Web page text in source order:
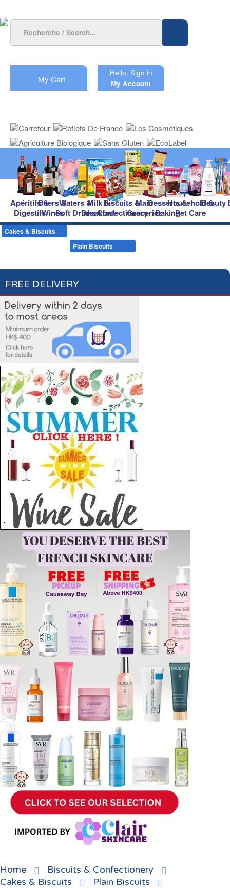
My Cart
Hello. Sign in
My Account
Apéritifs &
Digestifs
Beers &
Wines
Waters &
Soft Drinks
Milk &
Breakfast
Biscuits &
Confectionery
Main
Groceries
Desserts &
Baking
Household &
Pet Care
Beauty
Cakes & Biscuits
Plain Biscuits
FREE DELIVERY
Home
Biscuits & Confectionery
Cakes & Biscuits
Plain Biscuits